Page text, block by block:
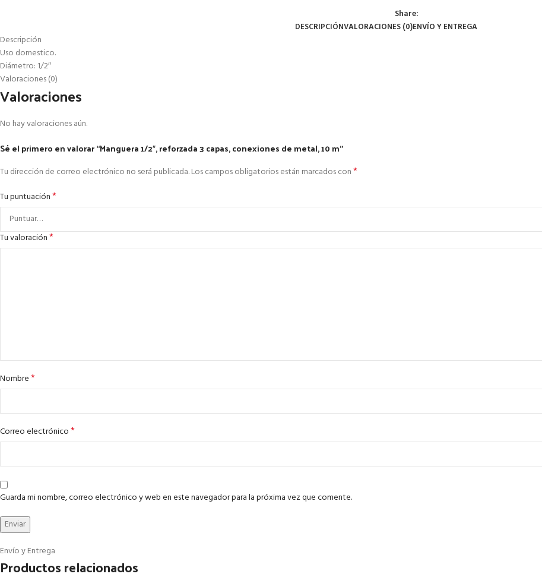
Share:
DESCRIPCIÓNVALORACIONES (0)ENVÍO Y ENTREGA
Descripción
Uso domestico.
Diámetro: 1/2″
Valoraciones (0)
Valoraciones
No hay valoraciones aún.
Sé el primero en valorar “Manguera 1/2″, reforzada 3 capas, conexiones de metal, 10 m”
Tu dirección de correo electrónico no será publicada.Los campos obligatorios están marcados con*
Tu puntuación*
Tu valoración*
Nombre*
Correo electrónico*
Guarda mi nombre, correo electrónico y web en este navegador para la próxima vez que comente.
Envío y Entrega
Productos relacionados